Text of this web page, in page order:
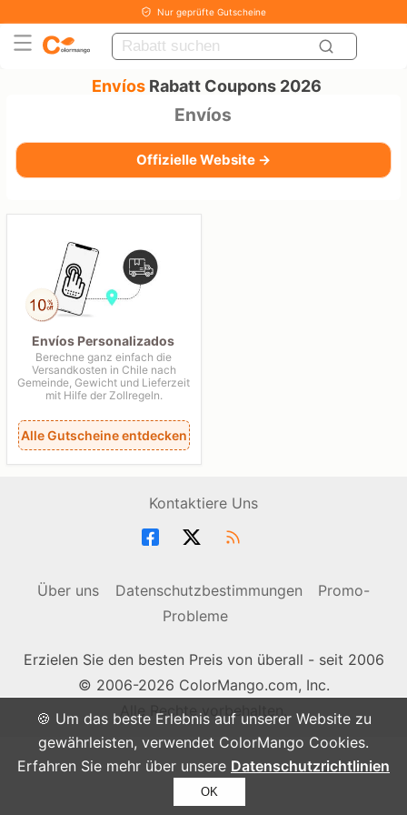
🍪 Um das beste Erlebnis auf unserer Website zu
gewährleisten, verwendet ColorMango Cookies.
Erfahren Sie mehr über unsere Datenschutzrichtlinien
OK
Nur geprüfte Gutscheine
EnvíosRabatt Coupons 2026
Envíos
Offizielle Website →
Envíos Personalizados
Berechne ganz einfach die
Versandkosten in Chile nach
Gemeinde, Gewicht und Lieferzeit
mit Hilfe der Zollregeln.
Alle Gutscheine entdecken
Kontaktiere Uns
Über uns Datenschutzbestimmungen
Promo-
Probleme
Erzielen Sie den besten Preis von überall - seit 2006
© 2006-2026 ColorMango.com, Inc.
Alle Rechte vorbehalten.